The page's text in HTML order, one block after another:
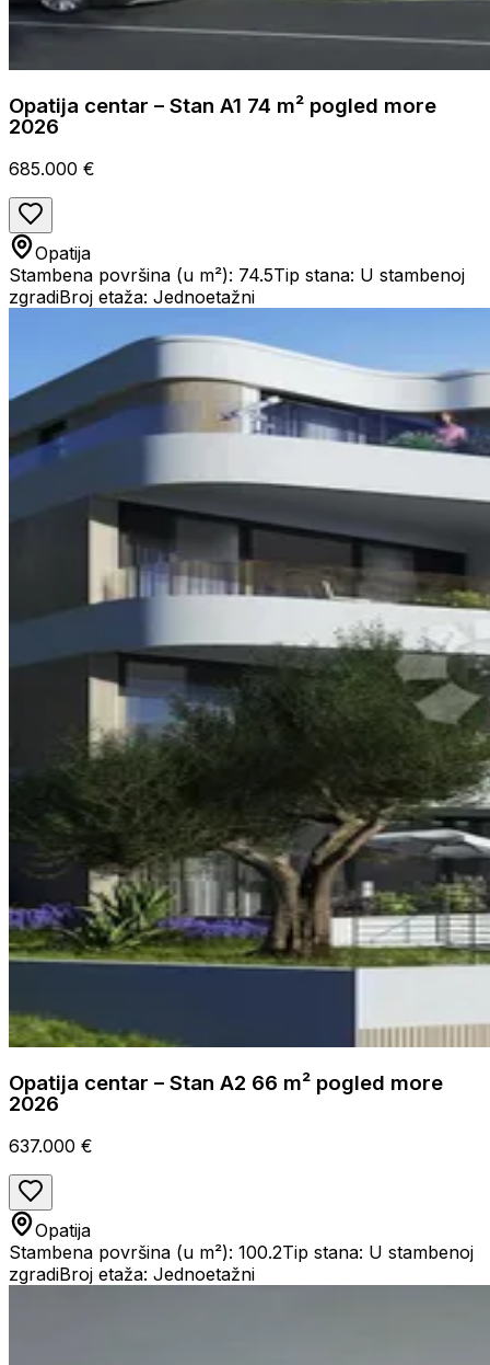
Opatija centar – Stan A1 74 m² pogled more
2026
685.000 €
Opatija
Stambena površina (u m²): 74.5Tip stana: U stambenoj
zgradiBroj etaža: Jednoetažni
Opatija centar – Stan A2 66 m² pogled more
2026
637.000 €
Opatija
Stambena površina (u m²): 100.2Tip stana: U stambenoj
zgradiBroj etaža: Jednoetažni